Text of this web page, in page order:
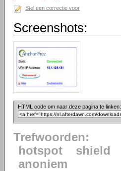
Stel een correctie voor
Screenshots:
HTML code om naar deze pagina te linken:
Trefwoorden:
hotspot
shield
anoniem